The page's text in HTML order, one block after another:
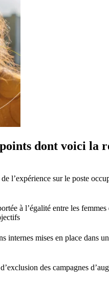
points dont voici la
l’expérience sur le poste
à l’égalité entre les
mises en place dans
des campagnes